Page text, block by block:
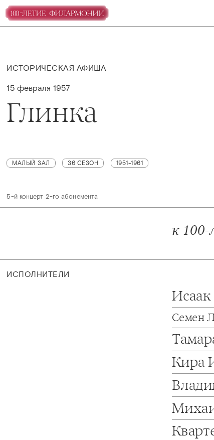
ИСТОРИЧЕСКАЯ АФИША
15 февраля 1957
Глинка
МАЛЫЙ ЗАЛ 36 СЕЗОН 1951-1961
5-й концерт 2-го абонемента
к
ИСПОЛНИТЕЛИ
Семен
Кира